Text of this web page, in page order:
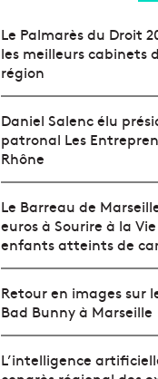
Le Palmarès du Droit
les meilleurs cabinets
région
Daniel Salenc élu
patronal Les
Rhône
Le Barreau de
euros à Sourire à la
enfants atteints de
Retour en images sur
Bad Bunny à Marseille
L’intelligence